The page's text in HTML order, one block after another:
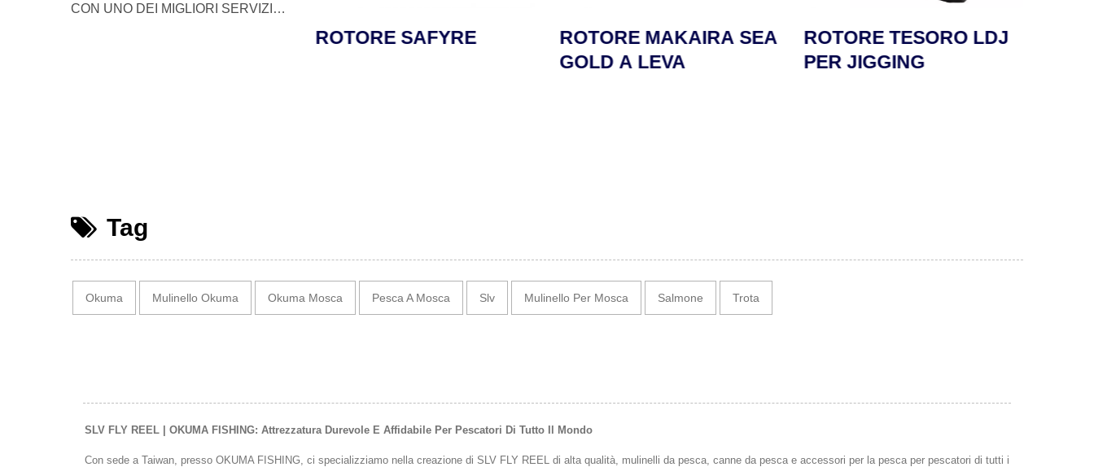
CON UNO DEI MIGLIORI SERVIZI
ROTORE SAFYRE
ROTORE MAKAIRA SEA
GOLD A LEVA
ROTORE TESORO LDJ
PER JIGGING
Tag
Okuma Mulinello Okuma Okuma Mosca Pesca A Mosca Slv Mulinello Per Mosca Salmone Trota
SLV FLY REEL | OKUMA FISHING: Attrezzatura Durevole E Affidabile Per Pescatori Di Tutto Il Mondo
Con sede a Taiwan, presso OKUMA FISHING, ci specializziamo nella creazione di SLV FLY REEL di alta qualità, mulinelli da pesca, canne da pesca e accessori per la pesca per pescatori di tutti i